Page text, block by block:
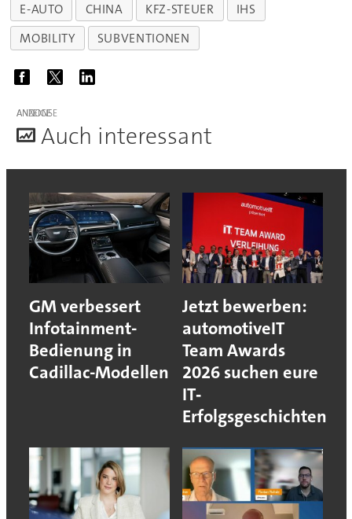
E-AUTO CHINA KFZ-STEUER
IHS
MOBILITY
SUBVENTIONEN
ANZEIGE
Auch interessant
GM verbessert
Infotainment-
Bedienung in
Cadillac-Modellen
Jetzt bewerben:
automotiveIT
Team Awards
2026 suchen eure
IT‐
Erfolgsgeschichten